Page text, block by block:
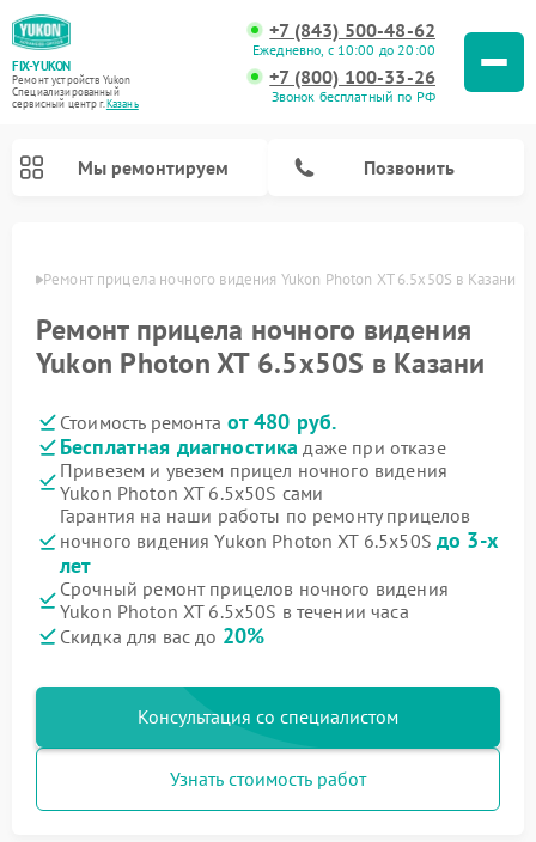
FIX-YUKON
Ремонт устройств Yukon
Специализированный
cервисный центр г.Казань
+7 (843) 500-48-62
Ежедневно, с 10:00 до 20:00
+7 (800) 100-33-26
Звонок бесплатный по РФ
Мы ремонтируем Позвонить
Ремонт прицела ночного видения Yukon Photon XT 6.5x50S в Казани
Ремонт прицела ночного видения
Yukon Photon XT 6.5x50S в Казани
Стоимость ремонта от 480 руб.
Бесплатная диагностика даже при отказе
Привезем и увезем прицел ночного видения
Yukon Photon XT 6.5x50S сами
Гарантия на наши работы по ремонту прицелов
ночного видения Yukon Photon XT 6.5x50S до 3-х
лет
Срочный ремонт прицелов ночного видения
Yukon Photon XT 6.5x50S в течении часа
Скидка для вас до 20%
Консультация со специалистом
Узнать стоимость работ